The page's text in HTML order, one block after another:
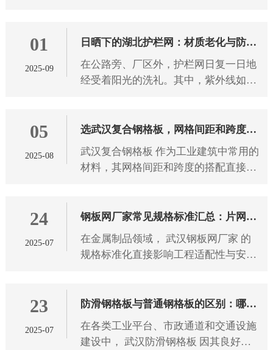
从来都不只是为了美观，不同
01
2025-09
日晒下的湖北护栏网：材质老化与防护
之道
在公路旁、厂区外，护栏网日复一日地
经受着阳光的洗礼。其中，紫外线如同
材质会发生一系列变化，
05
2025-08
选武汉复合钢格板，网格间距和跨度怎
么搭配？
武汉复合钢格板 作为工业建筑中常用的
材料，其网格间距和跨度的搭配直接影
细介绍如何科学地匹配这两个
24
2025-07
钢板网厂家常见规格标准汇总：片网尺
寸、网孔形状全解析
在金属制品领域， 武汉钢板网厂家 的
规格标准化直接影响工程适配性与安全
规范，为选型提供专业依据。
23
2025-07
防滑钢格板与普通钢格板的区别：哪种
更适合您的项目需求？
在各类工业平台、市政通道和交通设施
建设中， 武汉防滑钢格板 因其良好的